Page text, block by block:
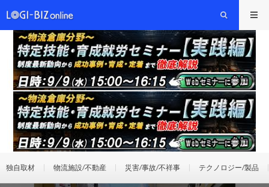
独自取材 物流施設/不動産 災害/事故/不祥事 テクノロジー/製品